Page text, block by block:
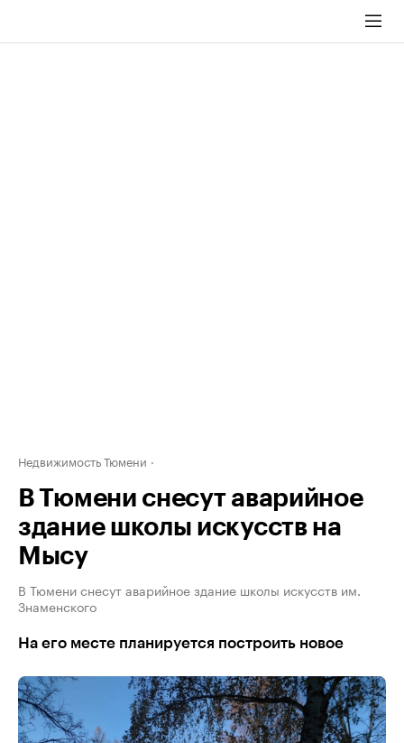
Недвижимость Тюмени
В Тюмени снесут аварийное
здание школы искусств на
Мысу
В Тюмени снесут аварийное здание школы искусств им.
Знаменского
На его месте планируется построить новое